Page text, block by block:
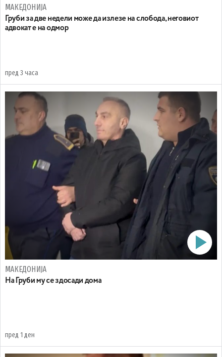
МАКЕДОНИЈА
Груби за две недели може да излезе на слобода, неговиот
адвокат е на одмор
пред 3 часа
МАКЕДОНИЈА
На Груби му се здосади дома
пред 1 ден